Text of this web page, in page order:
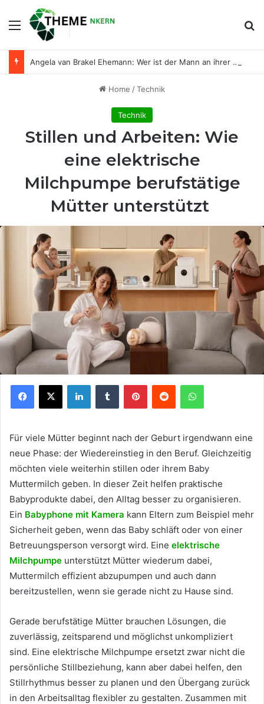
Menu
Angela van Brakel Ehemann: Wer ist der Mann an ihrer Seite?
Home /Technik
Technik
Stillen und Arbeiten: Wie
eine elektrische
Milchpumpe berufstätige
Mütter unterstützt
Facebook
X LinkedInTumblr PinterestReddit WhatsApp
Für viele Mütter beginnt nach der Geburt irgendwann eine
neue Phase: der Wiedereinstieg in den Beruf. Gleichzeitig
möchten viele weiterhin stillen oder ihrem Baby
Muttermilch geben. In dieser Zeit helfen praktische
Babyprodukte dabei, den Alltag besser zu organisieren.
Ein Babyphone mit Kamera kann Eltern zum Beispiel mehr
Sicherheit geben, wenn das Baby schläft oder von einer
Betreuungsperson versorgt wird. Eine elektrische
Milchpumpe unterstützt Mütter wiederum dabei,
Muttermilch effizient abzupumpen und auch dann
bereitzustellen, wenn sie gerade nicht zu Hause sind.
Gerade berufstätige Mütter brauchen Lösungen, die
zuverlässig, zeitsparend und möglichst unkompliziert
sind. Eine elektrische Milchpumpe ersetzt zwar nicht die
persönliche Stillbeziehung, kann aber dabei helfen, den
Stillrhythmus besser zu planen und den Übergang zurück
in den Arbeitsalltag flexibler zu gestalten. Zusammen mit